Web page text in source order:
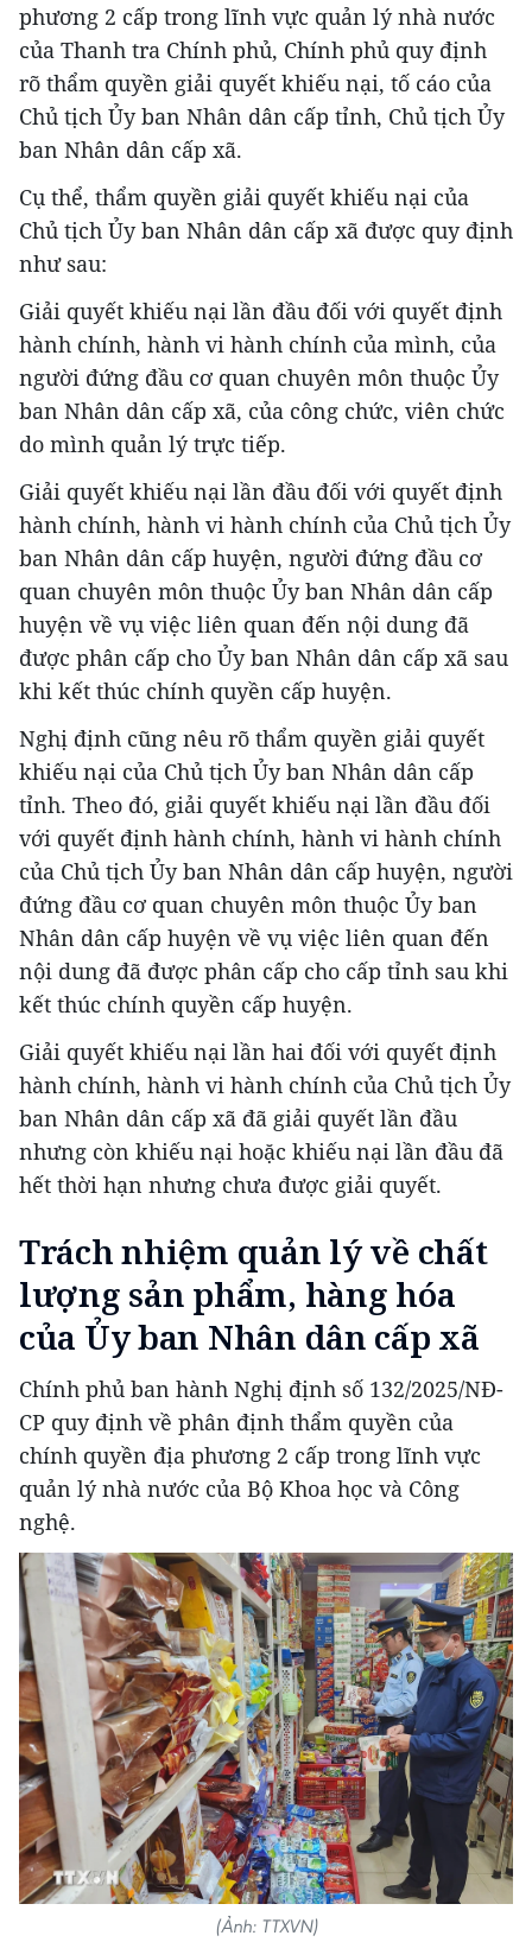
phương 2 cấp trong lĩnh vực quản lý nhà nước
của Thanh tra Chính phủ, Chính phủ quy định
rõ thẩm quyền giải quyết khiếu nại, tố cáo của
Chủ tịch Ủy ban Nhân dân cấp tỉnh, Chủ tịch Ủy
ban Nhân dân cấp xã.
Cụ thể, thẩm quyền giải quyết khiếu nại của
Chủ tịch Ủy ban Nhân dân cấp xã được quy định
như sau:
Giải quyết khiếu nại lần đầu đối với quyết định
hành chính, hành vi hành chính của mình, của
người đứng đầu cơ quan chuyên môn thuộc Ủy
ban Nhân dân cấp xã, của công chức, viên chức
do mình quản lý trực tiếp.
Giải quyết khiếu nại lần đầu đối với quyết định
hành chính, hành vi hành chính của Chủ tịch Ủy
ban Nhân dân cấp huyện, người đứng đầu cơ
quan chuyên môn thuộc Ủy ban Nhân dân cấp
huyện về vụ việc liên quan đến nội dung đã
được phân cấp cho Ủy ban Nhân dân cấp xã sau
khi kết thúc chính quyền cấp huyện.
Nghị định cũng nêu rõ thẩm quyền giải quyết
khiếu nại của Chủ tịch Ủy ban Nhân dân cấp
tỉnh. Theo đó, giải quyết khiếu nại lần đầu đối
với quyết định hành chính, hành vi hành chính
của Chủ tịch Ủy ban Nhân dân cấp huyện, người
đứng đầu cơ quan chuyên môn thuộc Ủy ban
Nhân dân cấp huyện về vụ việc liên quan đến
nội dung đã được phân cấp cho cấp tỉnh sau khi
kết thúc chính quyền cấp huyện.
Giải quyết khiếu nại lần hai đối với quyết định
hành chính, hành vi hành chính của Chủ tịch Ủy
ban Nhân dân cấp xã đã giải quyết lần đầu
nhưng còn khiếu nại hoặc khiếu nại lần đầu đã
hết thời hạn nhưng chưa được giải quyết.
Trách nhiệm quản lý về chất
lượng sản phẩm, hàng hóa
của Ủy ban Nhân dân cấp xã
Chính phủ ban hành Nghị định số 132/2025/NĐ-
CP quy định về phân định thẩm quyền của
chính quyền địa phương 2 cấp trong lĩnh vực
quản lý nhà nước của Bộ Khoa học và Công
nghệ.
(Ảnh: TTXVN)